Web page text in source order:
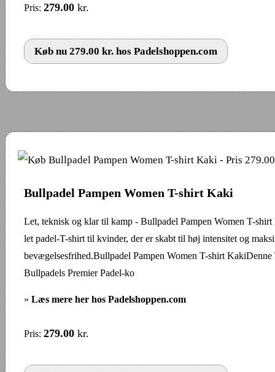
Pris: 279.00 kr.
Køb nu 279.00 kr. hos Padelshoppen.com
Bullpadel Pampen Women T-shirt Kaki
Let, teknisk og klar til kamp - Bullpadel Pampen Women T-
let padel-T-shirt til kvinder, der er skabt til høj intensitet og
bevægelsesfrihed.Bullpadel Pampen Women T-shirt KakiDenne
Bullpadels Premier Padel-ko
» Læs mere her hos Padelshoppen.com
Pris: 279.00 kr.